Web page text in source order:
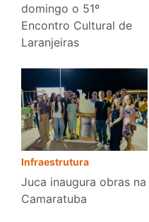
domingo o 51º
Encontro Cultural de
Laranjeiras
Infraestrutura
Juca inaugura obras na
Camaratuba